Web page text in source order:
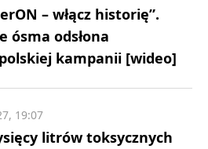
– włącz historię”.
ósma odsłona
kampanii [wideo]
litrów toksycznych
19:07